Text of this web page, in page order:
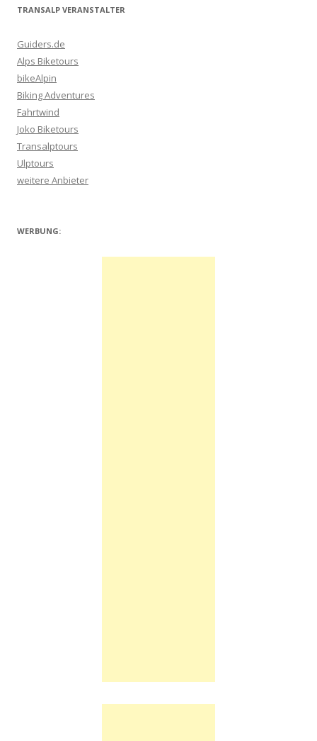
TRANSALP VERANSTALTER
Guiders.de
Alps Biketours
bikeAlpin
Biking Adventures
Fahrtwind
Joko Biketours
Transalptours
Ulptours
weitere Anbieter
WERBUNG: